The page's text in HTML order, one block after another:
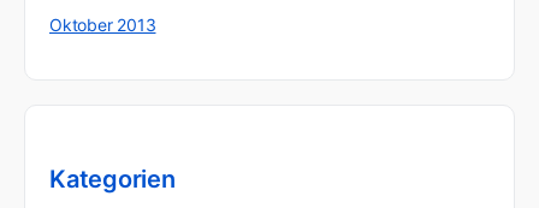
Oktober 2013
Kategorien